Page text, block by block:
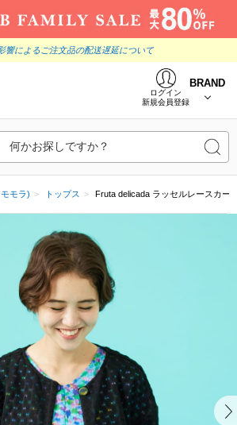
響によるご注文品の配送遅延について
ログイン
新規会員登録
BRAND
何かお探しですか？
モラ) トップス Fruta delicada ラッセルレースカー